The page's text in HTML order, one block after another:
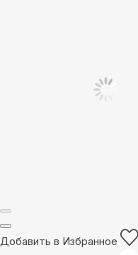
Добавить в Избранное